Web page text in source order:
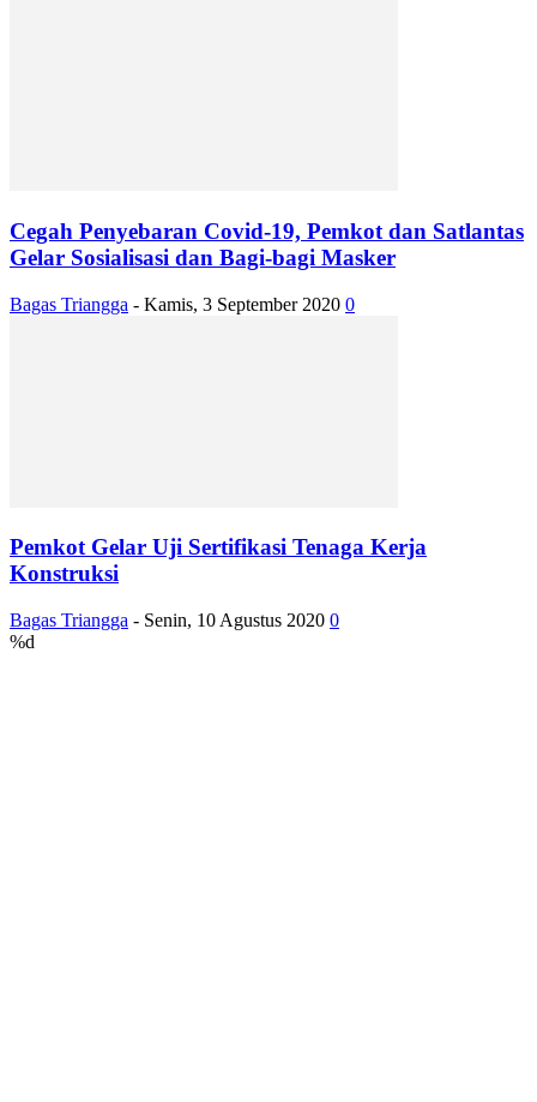
Cegah Penyebaran Covid-19, Pemkot dan Satlantas
Gelar Sosialisasi dan Bagi-bagi Masker
Bagas Triangga - Kamis, 3 September 2020 0
Pemkot Gelar Uji Sertifikasi Tenaga Kerja
Konstruksi
Bagas Triangga - Senin, 10 Agustus 2020 0
%d